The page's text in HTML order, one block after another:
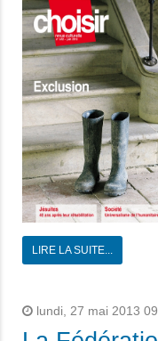
LIRE LA SUITE...
lundi, 27 mai 2013